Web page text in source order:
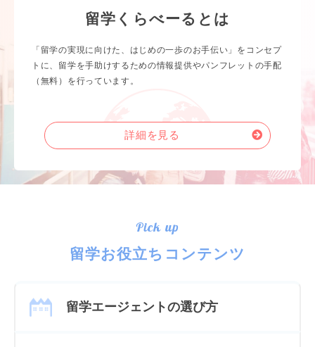
留学くらべーるとは
「留学の実現に向けた、はじめの一歩のお手伝い」をコンセプ
トに、留学を手助けするための情報提供やパンフレットの手配
（無料）を行っています。
詳細を見る
Pick up
留学お役立ちコンテンツ
留学エージェントの選び方